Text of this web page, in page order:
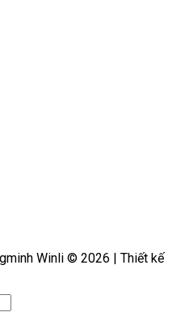
Winli © 2026 | Thiết kế